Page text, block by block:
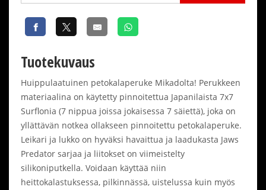
Tuotekuvaus
Huippulaatuinen petokalaperuke Mikadolta! Perukkeen
materiaalina on käytetty pinnoitettua Japanilaista 7x7
Surflonia (7 nippua joissa jokaisessa 7 säiettä), joka on
yllättävän notkea ollakseen pinnoitettu petokalaperuke.
Leikari ja lukko on hyväksi havaittua ja laadukasta Jaws
Predator sarjaa ja liitokset on viimeistelty
silikoniputkella. Voidaan käyttää niin
heittokalastuksessa, pilkinnässä, uistelussa kuin myös